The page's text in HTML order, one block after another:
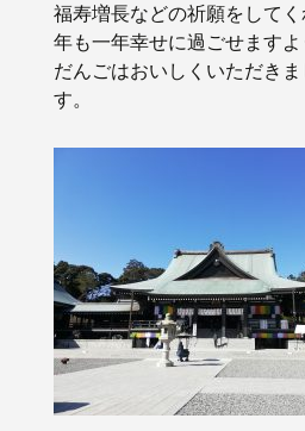
福寿増長などの祈願をして
年も一年幸せに過ごせます
だんごはおいしくいただき
す。